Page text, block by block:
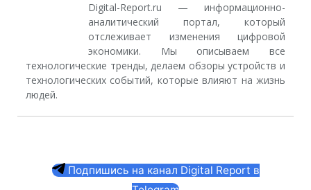
Digital-Report.ru — информационно-
аналитический портал, который
отслеживает изменения цифровой
экономики. Мы описываем все
технологические тренды, делаем обзоры устройств и
технологических событий, которые влияют на жизнь
людей.
Подпишись на канал Digital Report в